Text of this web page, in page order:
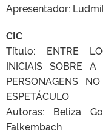
Apresentador:
CIC
Título: ENTRE
INICIAIS SOBRE A
PERSONAGENS
ESPETÁCULO
Autoras: Beliza
Falkembach